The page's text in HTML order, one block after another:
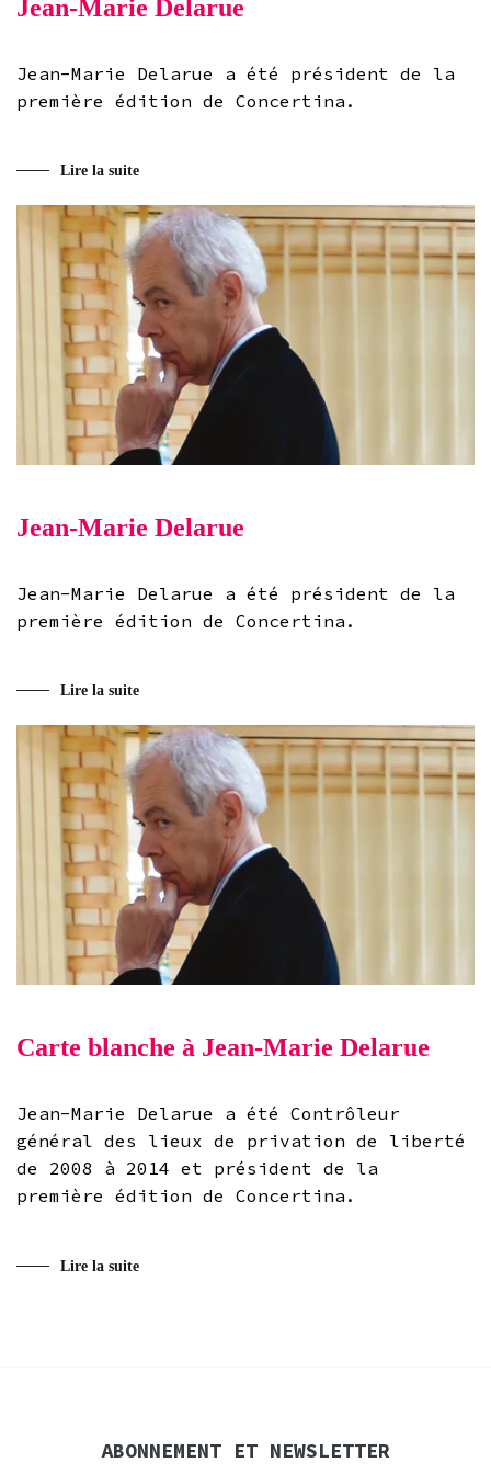
Jean-Marie Delarue
Jean-Marie Delarue a été président de la
première édition de Concertina.
Lire la suite
Jean-Marie Delarue
Jean-Marie Delarue a été président de la
première édition de Concertina.
Lire la suite
Carte blanche à Jean-Marie Delarue
Jean-Marie Delarue a été Contrôleur
général des lieux de privation de liberté
de 2008 à 2014 et président de la
première édition de Concertina.
Lire la suite
ABONNEMENT ET NEWSLETTER